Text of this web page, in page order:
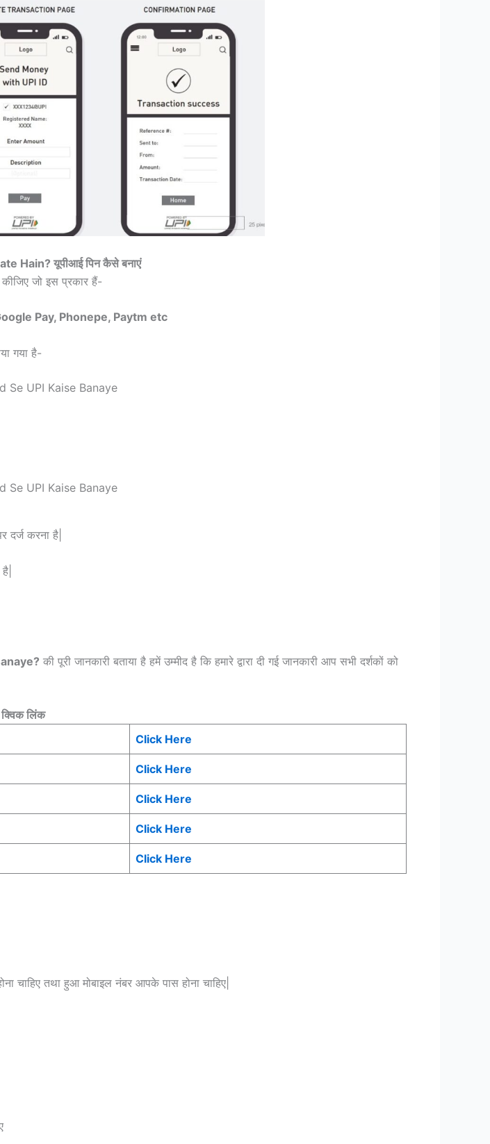
Hain? यूपीआई पिन कैसे बनाएं
जो इस प्रकार हैं-
Pay, Phonepe, Paytm etc
गया है-
दर्ज करना है|
की पूरी जानकारी बताया है हमें उम्मीद है कि हमारे द्वारा दी गई जानकारी आप सभी दर्शकों को
क्विक लिंक
Click Here
Click Here
Click Here
Click Here
Click Here
चाहिए तथा हुआ मोबाइल नंबर आपके पास होना चाहिए|